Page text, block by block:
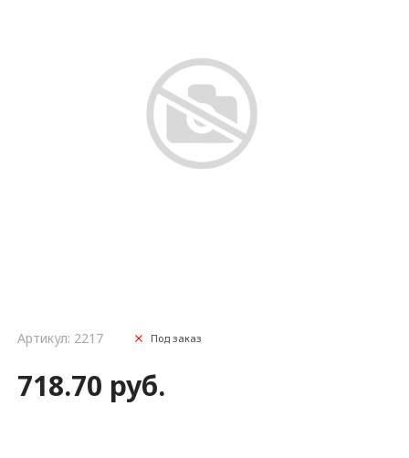
Артикул: 2217 Под заказ
718.70 руб.